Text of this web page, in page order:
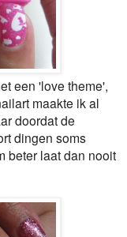
een 'love theme',
maakte ik al
doordat de
dingen soms
beter laat dan nooit